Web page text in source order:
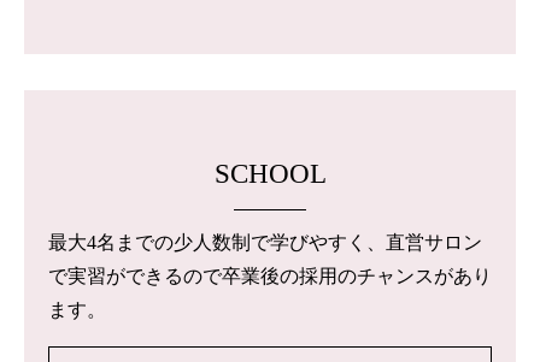
SCHOOL
最大4名までの少人数制で学びやすく、直営サロン
で実習ができるので卒業後の採用のチャンスがあり
ます。